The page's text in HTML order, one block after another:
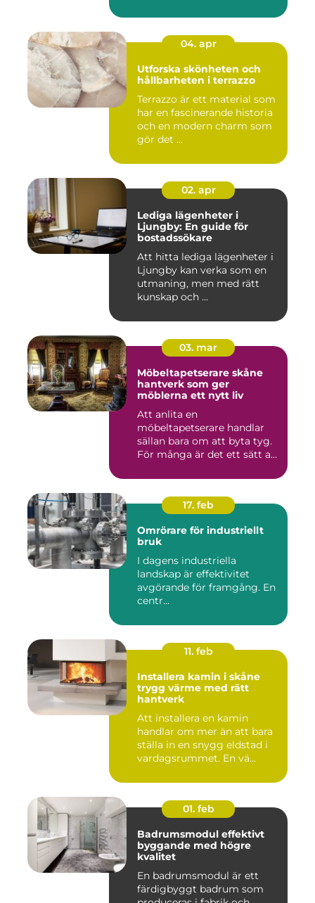
04. apr
Utforska skönheten och
hållbarheten i terrazzo
Terrazzo är ett material som
har en fascinerande historia
och en modern charm som
gör det ...
02. apr
Lediga lägenheter i
Ljungby: En guide för
bostadssökare
Att hitta lediga lägenheter i
Ljungby kan verka som en
utmaning, men med rätt
kunskap och ...
03. mar
Möbeltapetserare skåne
hantverk som ger
möblerna ett nytt liv
Att anlita en
möbeltapetserare handlar
sällan bara om att byta tyg.
För många är det ett sätt att
17. feb
Omrörare för industriellt
bruk
I dagens industriella
landskap är effektivitet
avgörande för framgång. En
centr...
11. feb
Installera kamin i skåne
trygg värme med rätt
hantverk
Att installera en kamin
handlar om mer än att bara
ställa in en snygg eldstad i
vardagsrummet. En vä...
01. feb
Badrumsmodul effektivt
byggande med högre
kvalitet
En badrumsmodul är ett
färdigbyggt badrum som